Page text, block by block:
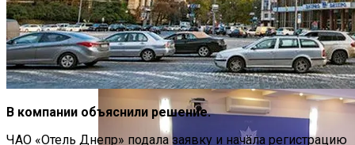
Индия Не Будет Спрашивать
Разрешения На Запуск Моделей ИИ
В Киеве Устроили Пробег Суперкаров
В компании объяснили решение.
ЧАО «Отель Днепр» подала заявку и начала регистрацию